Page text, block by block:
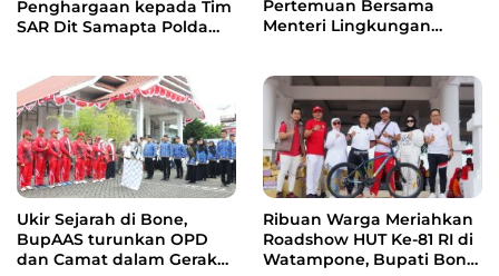
Penghargaan kepada Tim
SAR Dit Samapta Polda
Pertemuan Bersama
Menteri Lingkungan
PSEL
Ukir Sejarah di Bone,
BupAAS turunkan OPD
dan Camat dalam Gerak
Ribuan Warga Meriahkan
Roadshow HUT Ke-81 RI di
Watampone, Bupati Bone